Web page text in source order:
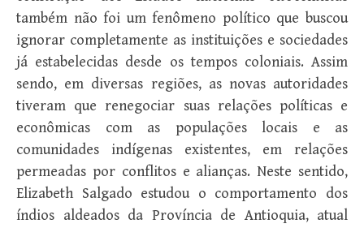
também não foi um fenômeno político que buscou
ignorar completamente as instituições e sociedades
já estabelecidas desde os tempos coloniais. Assim
sendo, em diversas regiões, as novas autoridades
tiveram que renegociar suas relações políticas e
econômicas com as populações locais e as
comunidades indígenas existentes, em relações
permeadas por conflitos e alianças. Neste sentido,
Elizabeth Salgado estudou o comportamento dos
índios aldeados da Província de Antioquia, atual